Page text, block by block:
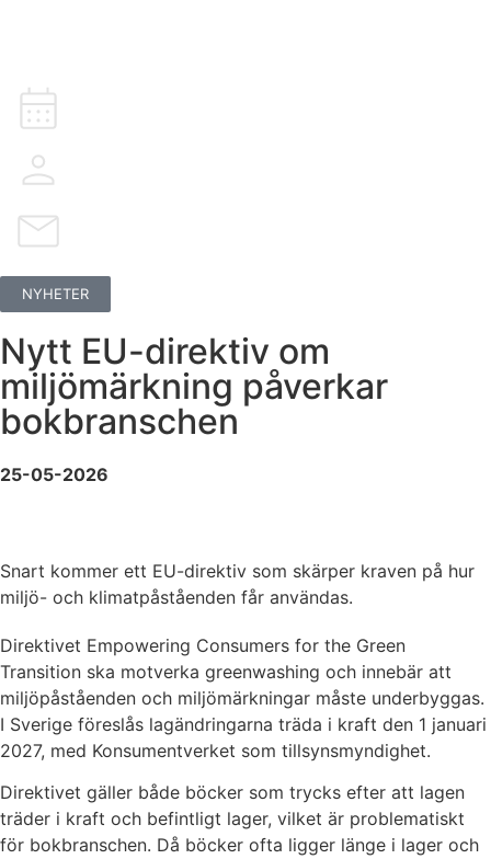
NYHETER
Nytt EU-direktiv om
miljömärkning påverkar
bokbranschen
25-05-2026
Snart kommer ett EU-direktiv som skärper kraven på hur
miljö- och klimatpåståenden får användas.
Direktivet Empowering Consumers for the Green
Transition ska motverka greenwashing och innebär att
miljöpåståenden och miljömärkningar måste underbyggas.
I Sverige föreslås lagändringarna träda i kraft den 1 januari
2027, med Konsumentverket som tillsynsmyndighet.
Direktivet gäller både böcker som trycks efter att lagen
träder i kraft och befintligt lager, vilket är problematiskt
för bokbranschen. Då böcker ofta ligger länge i lager och